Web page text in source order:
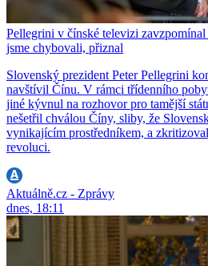
Pellegrini v čínské televizi
jsme chybovali, přiznal
Slovenský prezident Peter Pellegrini
navštívil Čínu. V rámci třídenního
jiné kývnul na rozhovor pro tamější
nešetřil chválou Číny, sliby, že
vynikajícím prostředníkem, a
revoluci.
Aktuálně.cz - Zprávy
dnes, 18:11